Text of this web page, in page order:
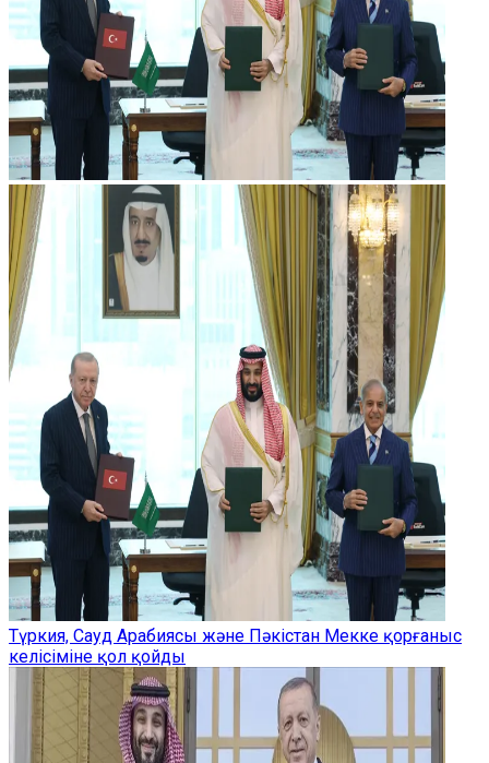
Түркия, Сауд Арабиясы және Пәкістан Мекке қорғаныс
келісіміне қол қойды